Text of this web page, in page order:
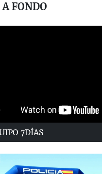
A FONDO
7DÍAS